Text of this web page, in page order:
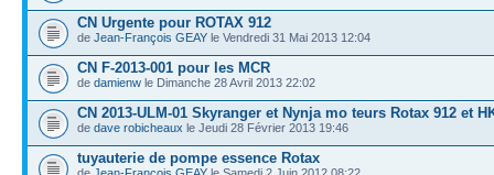
CN Urgente pour ROTAX 912
de Jean-François GEAY le Vendredi 31 Mai 2013 12:04
CN F-2013-001 pour les MCR
de damienw le Dimanche 28 Avril 2013 22:02
CN 2013-ULM-01 Skyranger et Nynja mo teurs Rotax 912 et
de dave robicheaux le Jeudi 28 Février 2013 19:46
tuyauterie de pompe essence Rotax
de Jean-François GEAY le Samedi 2 Juin 2012 08:22